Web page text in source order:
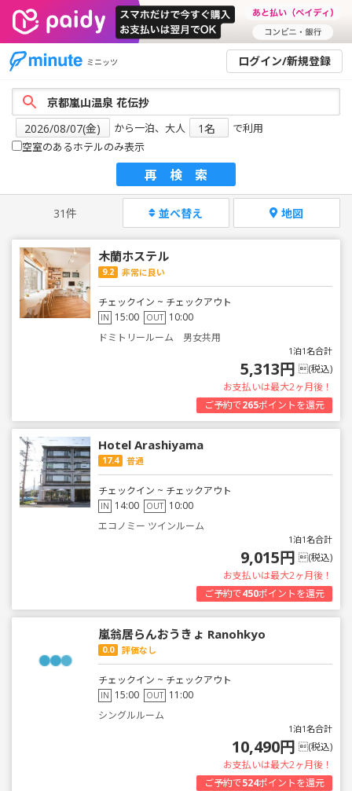
ミニッツ ログイン/新規登録
から一泊、大人
で利用
空室のあるホテルのみ表示
再検索
31件 並べ替え 地図
木蘭ホステル
9.2 非常に良い
チェックイン ~ チェックアウト
IN 15:00 OUT 10:00
ドミトリールーム 男女共用
1泊1名合計
5,313円 (税込)
お支払いは最大2ヶ月後！
ご予約で265ポイントを還元
Hotel Arashiyama
17.4 普通
チェックイン ~ チェックアウト
IN 14:00 OUT 10:00
エコノミー ツインルーム
1泊1名合計
9,015円 (税込)
お支払いは最大2ヶ月後！
ご予約で450ポイントを還元
嵐翁居らんおうきょ Ranohkyo
0.0 評価なし
チェックイン ~ チェックアウト
IN 15:00 OUT 11:00
シングルルーム
1泊1名合計
10,490円 (税込)
お支払いは最大2ヶ月後！
ご予約で524ポイントを還元